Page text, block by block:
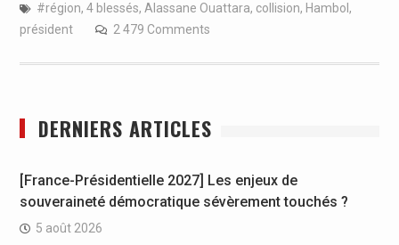
#région, 4 blessés, Alassane Ouattara, collision, Hambol ,
président
2 479 Comments
DERNIERS ARTICLES
[France-Présidentielle 2027] Les enjeux de
souveraineté démocratique sévèrement touchés ?
5 août 2026